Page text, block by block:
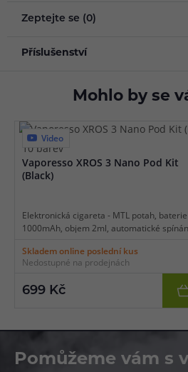
Zeptejte se (0)
Příslušenství
Mohlo by se
Video
10 barev
Vaporesso XROS 3 Nano Pod Kit
(Black)
Elektronická cigareta - MTL potah, baterie
1000mAh, objem 2ml, automatické
regulace air-flow, inteligentní detekce
odporu, kapesní konstrukce, čipset AXON,
Skladem online poslední kus
Nedostupné na prodejnách
699 Kč
Pomůžeme vám s